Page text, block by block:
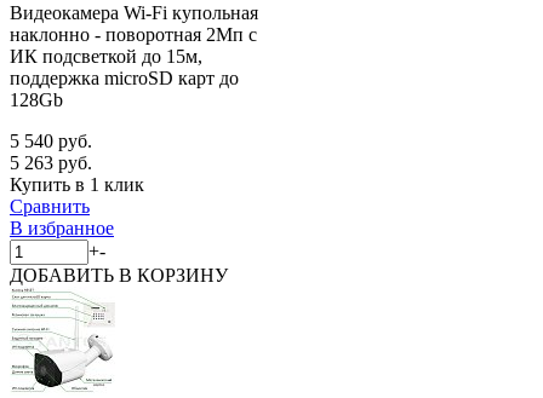
Видеокамера Wi-Fi купольная
наклонно - поворотная 2Мп с
ИК подсветкой до 15м,
поддержка microSD карт до
128Gb
5 540 руб.
5 263 руб.
Купить в 1 клик
Сравнить
В избранное
+-
ДОБАВИТЬ В КОРЗИНУ